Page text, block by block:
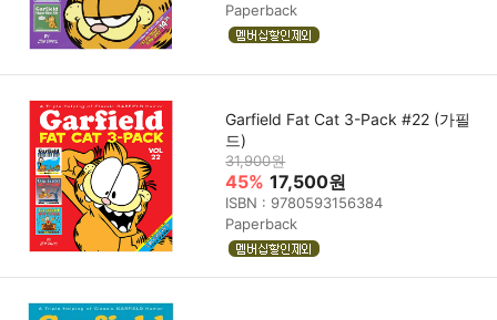
Paperback
Garfield Fat Cat 3-Pack #22 (가필
드)
31,900원
45% 17,500원
ISBN : 9780593156384
Paperback